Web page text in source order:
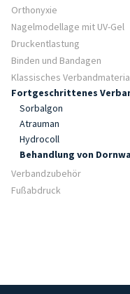
Orthonyxie
Nagelmodellage mit UV-Gel
Druckentlastung
Binden und Bandagen
Klassisches
Fortgeschrittenes
Sorbalgon
Atrauman
Hydrocoll
Behandlung von
Verbandzubehör
Fußabdruck